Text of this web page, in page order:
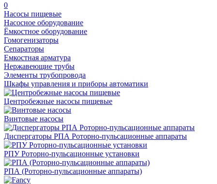
0
Насосы пищевые
Насосное оборудование
Ёмкостное оборудование
Гомогенизаторы
Сепараторы
Емкостная арматура
Нержавеющие трубы
Элементы трубопровода
Шкафы управления и приборы автоматики
Центробежные насосы пищевые
Винтовые насосы
Диспергаторы РПА Роторно-пульсационные аппараты
РПУ Роторно-пульсационные установки
РПА (Роторно-пульсационные аппараты)